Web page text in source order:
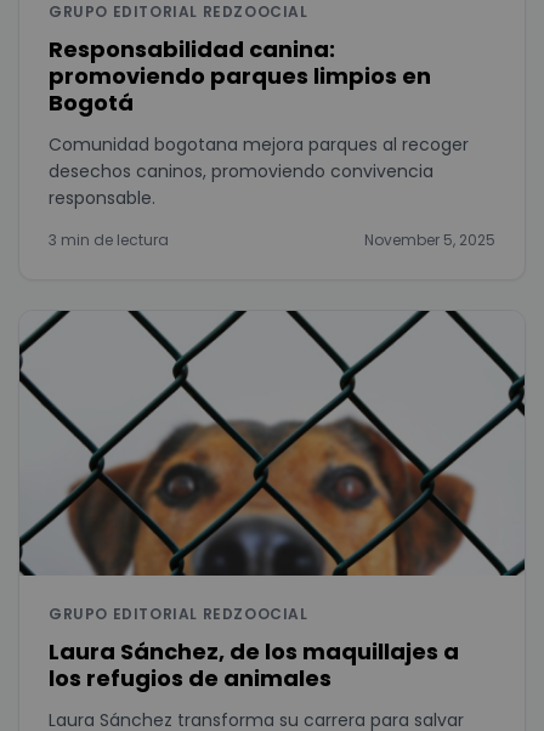
GRUPO EDITORIAL REDZOOCIAL
Responsabilidad canina:
promoviendo parques limpios en
Bogotá
Comunidad bogotana mejora parques al recoger
desechos caninos, promoviendo convivencia
responsable.
3 min de lectura November 5, 2025
GRUPO EDITORIAL REDZOOCIAL
Laura Sánchez, de los maquillajes a
los refugios de animales
Laura Sánchez transforma su carrera para salvar